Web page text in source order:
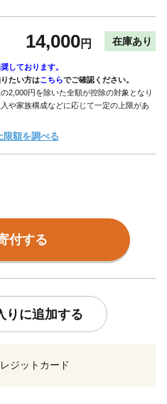
14,000円 在庫あり
しております。
たい方はこちらでご確認ください。
2,000円を除いた全額が控除の対象となり
や家族構成などに応じて一定の上限があ
限額を調べる
付する
りに追加する
ジットカード